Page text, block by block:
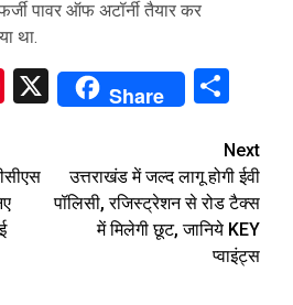
पावर ऑफ अटॉर्नी तैयार कर
था.
Pinterest
X Share
Next
उत्तराखंड में जल्द लागू होगी ईवी
पॉलिसी, रजिस्ट्रेशन से रोड टैक्स
में मिलेगी छूट, जानिये KEY
प्वाइंट्स